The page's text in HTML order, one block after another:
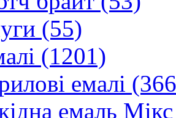
(55)
(1201)
емалі
емаль